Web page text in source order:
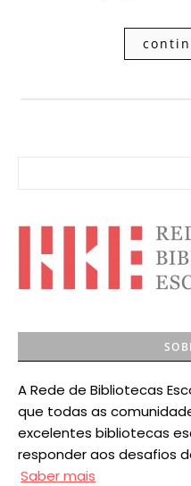
A Rede de Bibliotecas
que todas as
excelentes bibliotecas
responder aos desafios
Saber mais